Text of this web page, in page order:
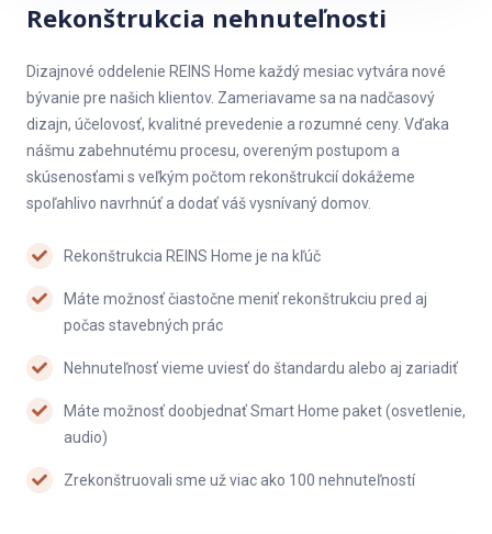
Rekonštrukcia nehnuteľnosti
Dizajnové oddelenie REINS Home každý mesiac vytvára nové
bývanie pre našich klientov. Zameriavame sa na nadčasový
dizajn, účelovosť, kvalitné prevedenie a rozumné ceny. Vďaka
nášmu zabehnutému procesu, overeným postupom a
skúsenosťami s veľkým počtom rekonštrukcií dokážeme
spoľahlivo navrhnúť a dodať váš vysnívaný domov.
Rekonštrukcia REINS Home je na kľúč
Máte možnosť čiastočne meniť rekonštrukciu pred aj
počas stavebných prác
Nehnuteľnosť vieme uviesť do štandardu alebo aj zariadiť
Máte možnosť doobjednať Smart Home paket (osvetlenie,
audio)
Zrekonštruovali sme už viac ako 100 nehnuteľností